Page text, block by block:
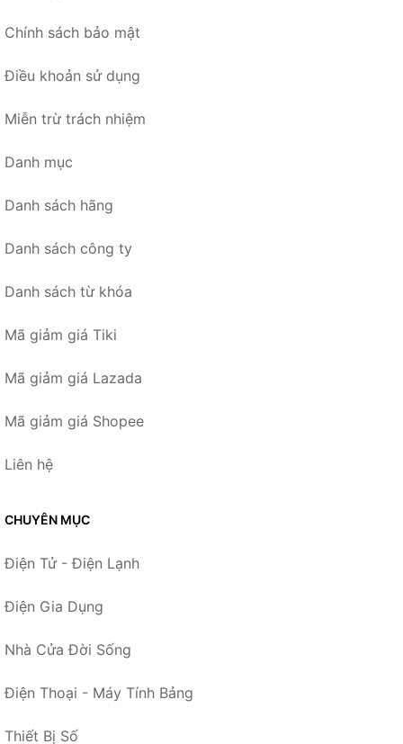
Chính sách bảo mật
Điều khoản sử dụng
Miễn trừ trách nhiệm
Danh mục
Danh sách hãng
Danh sách công ty
Danh sách từ khóa
Mã giảm giá Tiki
Mã giảm giá Lazada
Mã giảm giá Shopee
Liên hệ
CHUYÊN MỤC
Điện Tử - Điện Lạnh
Điện Gia Dụng
Nhà Cửa Đời Sống
Điện Thoại - Máy Tính Bảng
Thiết Bị Số